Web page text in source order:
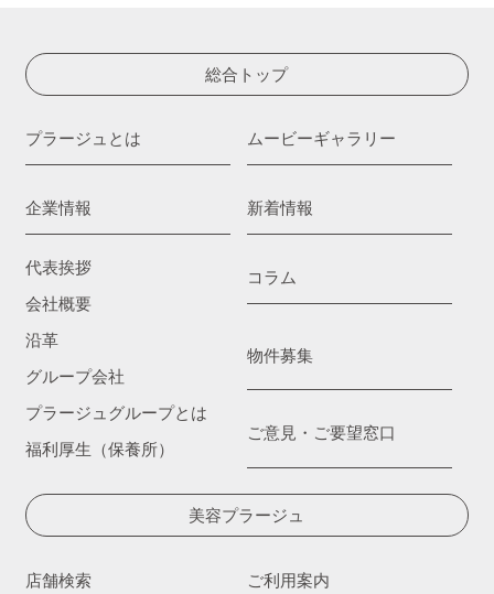
総合トップ
プラージュとは
企業情報
代表挨拶
会社概要
沿革
グループ会社
プラージュグループとは
福利厚生（保養所）
ムービーギャラリー
新着情報
コラム
物件募集
ご意見・ご要望窓口
美容プラージュ
店舗検索 ご利用案内